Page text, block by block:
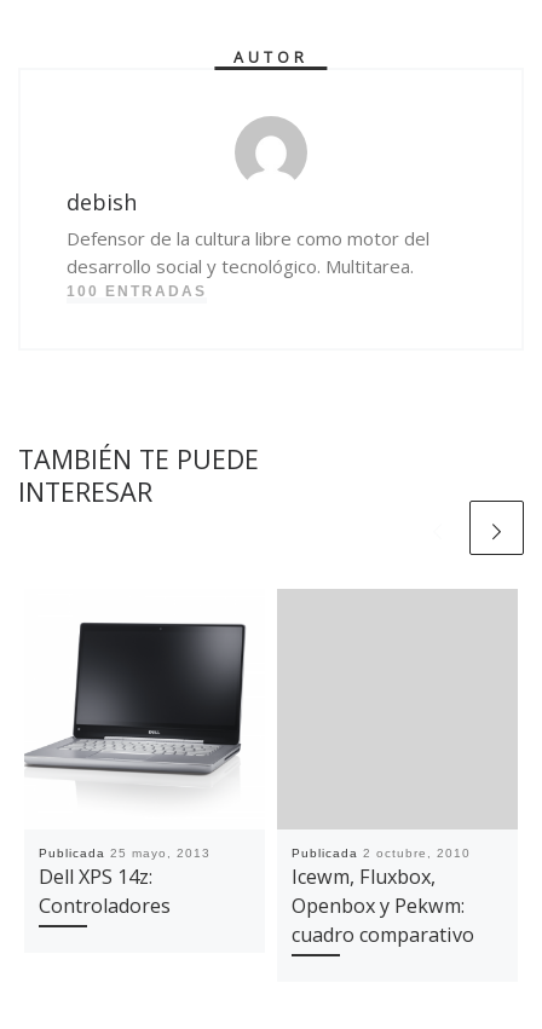
AUTOR
debish
Defensor de la cultura libre como motor del
desarrollo social y tecnológico. Multitarea.
100 ENTRADAS
TAMBIÉN TE PUEDE
INTERESAR
Publicada 25 mayo, 2013
Dell XPS 14z:
Controladores
Publicada 2 octubre, 2010
Icewm, Fluxbox,
Openbox y Pekwm:
cuadro comparativo